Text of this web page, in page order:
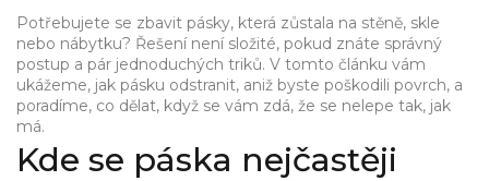
Potřebujete se zbavit pásky, která zůstala na stěně, skle
nebo nábytku? Řešení není složité, pokud znáte správný
postup a pár jednoduchých triků. V tomto článku vám
ukážeme, jak pásku odstranit, aniž byste poškodili povrch, a
poradíme, co dělat, když se vám zdá, že se nelepe tak, jak
má.
Kde se páska nejčastěji